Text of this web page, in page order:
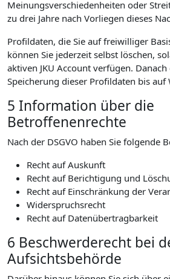
Meinungsverschiedenheiten oder
zu drei Jahre nach Vorliegen dieses
Profildaten, die Sie auf freiwilliger
können Sie jederzeit selbst löschen,
aktiven JKU Account verfügen.
Speicherung dieser Profildaten bis auf
5 Information über die
Betroffenenrechte
Nach der DSGVO haben Sie folgende
Recht auf Auskunft
Recht auf Berichtigung und
Recht auf Einschränkung der
Widerspruchsrecht
Recht auf Datenübertragbarkeit
6 Beschwerderecht bei
Aufsichtsbehörde